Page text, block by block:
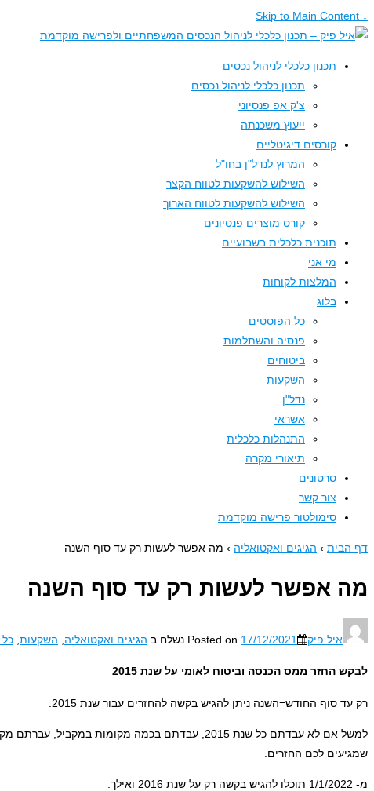
↓ Skip to Main Content
תכנון כלכלי לניהול נכסים
תכנון כלכלי לניהול נכסים
צ'ק אפ פנסיוני
ייעוץ משכנתה
קורסים דיגיטליים
המרוץ לנדל"ן בחו"ל
השילוש להשקעות לטווח הקצר
השילוש להשקעות לטווח הארוך
קורס מוצרים פנסיונים
תוכנית כלכלית בשבועיים
מי אני
המלצות לקוחות
בלוג
כל הפוסטים
פנסיה והשתלמות
ביטוחים
השקעות
נדל"ן
אשראי
התנהלות כלכלית
תיאורי מקרה
סרטונים
צור קשר
סימולטור פרישה מוקדמת
דף הבית › הגיגים ואקטואליה › מה אפשר לעשות רק עד סוף השנה
מה אפשר לעשות רק עד סוף השנה
איל פיק Posted on 17/12/2021 נשלח ב הגיגים ואקטואליה השקעות
לבקש החזר ממס הכנסה וביטוח לאומי על שנת 2015
רק עד סוף החודש=השנה ניתן להגיש בקשה להחזרים עבור שנת 2015.
למשל אם לא עבדתם כל שנת 2015, עבדתם בכמה
שמגיעים לכם החזרים.
מ- 1/1/2022 תוכלו להגיש בקשה רק על שנת 2016 ואילך.